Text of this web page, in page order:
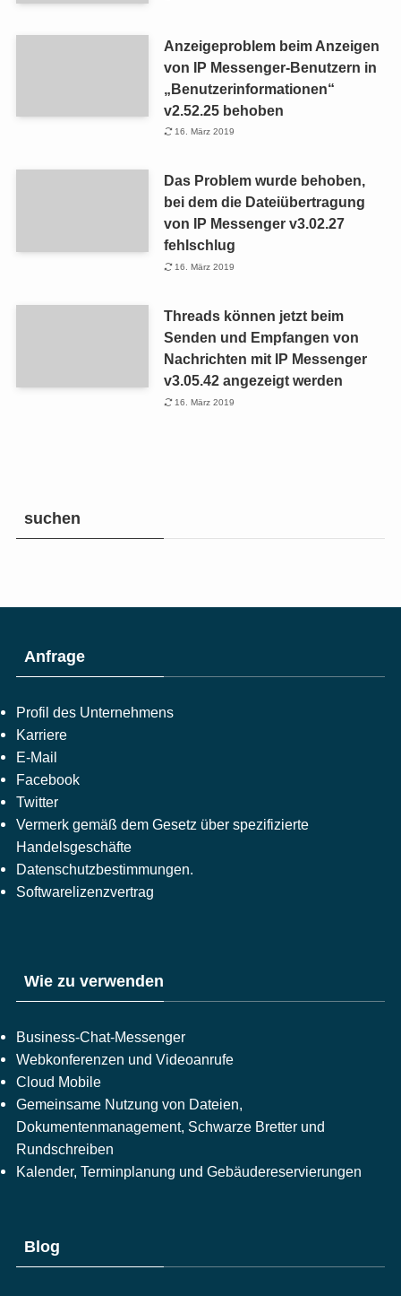
Anzeigeproblem beim Anzeigen
von IP Messenger-Benutzern in
„Benutzerinformationen“
v2.52.25 behoben
16. März 2019
Das Problem wurde behoben,
bei dem die Dateiübertragung
von IP Messenger v3.02.27
fehlschlug
16. März 2019
Threads können jetzt beim
Senden und Empfangen von
Nachrichten mit IP Messenger
v3.05.42 angezeigt werden
16. März 2019
suchen
Anfrage
Profil des Unternehmens
Karriere
E-Mail
Facebook
Twitter
Vermerk gemäß dem Gesetz über spezifizierte
Handelsgeschäfte
Datenschutzbestimmungen.
Softwarelizenzvertrag
Wie zu verwenden
Business-Chat-Messenger
Webkonferenzen und Videoanrufe
Cloud Mobile
Gemeinsame Nutzung von Dateien,
Dokumentenmanagement, Schwarze Bretter und
Rundschreiben
Kalender, Terminplanung und Gebäudereservierungen
Blog